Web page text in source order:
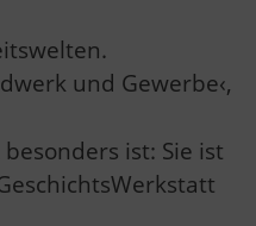
und Gewerbe‹,
ist: Sie ist